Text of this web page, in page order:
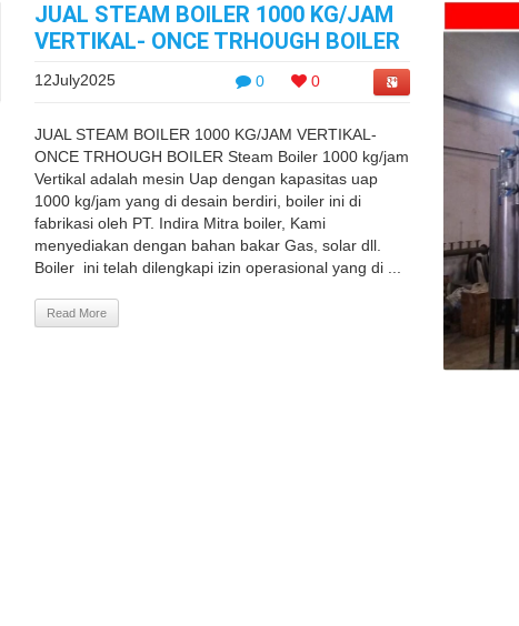
JUAL STEAM BOILER 1000 KG/JAM
VERTIKAL- ONCE TRHOUGH BOILER
0 0
12July2025
JUAL STEAM BOILER 1000 KG/JAM VERTIKAL-
ONCE TRHOUGH BOILER Steam Boiler 1000 kg/jam
Vertikal adalah mesin Uap dengan kapasitas uap
1000 kg/jam yang di desain berdiri, boiler ini di
fabrikasi oleh PT. Indira Mitra boiler, Kami
menyediakan dengan bahan bakar Gas, solar dll.
Boiler ini telah dilengkapi izin operasional yang di ...
Read More